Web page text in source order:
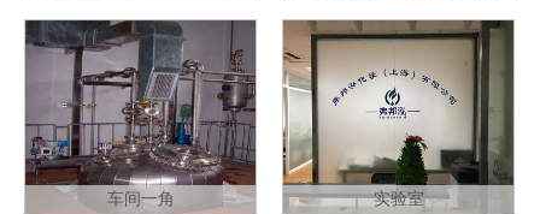
车间一角 实验室